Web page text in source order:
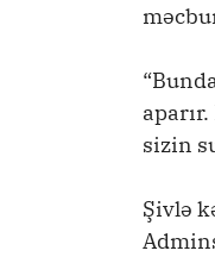
sizin
Şivlə